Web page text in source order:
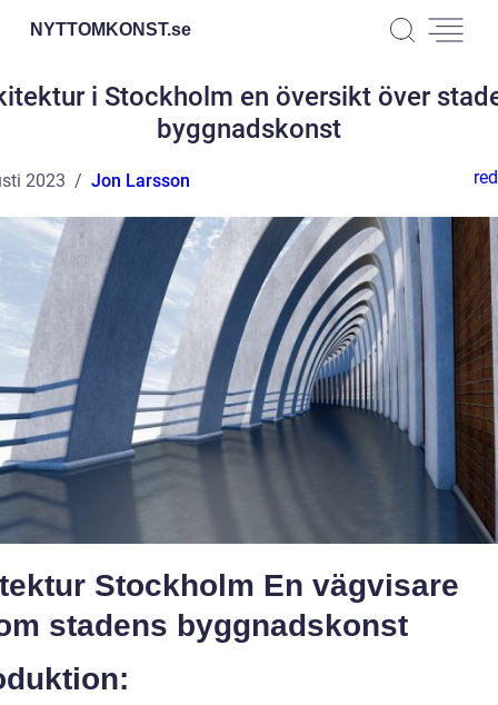
NYTTOMKONST.se
i Stockholm en översikt över
byggnadskonst
2023 Jon Larsson
Stockholm En vägvisare
stadens byggnadskonst